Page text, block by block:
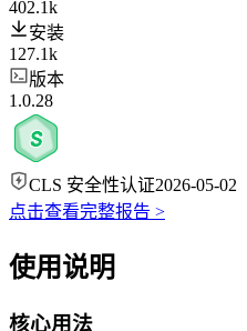
402.1k
安装
127.1k
版本
1.0.28
CLS 安全性认证2026-05-02
点击查看完整报告 >
使用说明
核心用法